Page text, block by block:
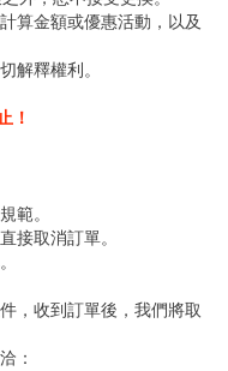
算金額或優惠活動，以及
解釋權利。
！
範。
接取消訂單。
，收到訂單後，我們將取
：